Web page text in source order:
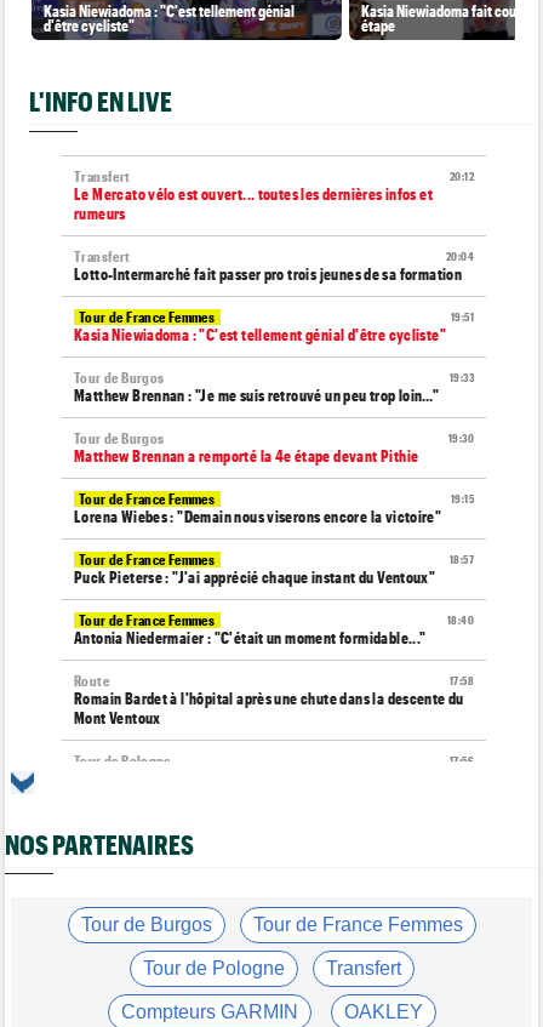
Kasia Niewiadoma : "C'est tellement génial
d'être cycliste"
Kasia Niewiadoma fait coup
étape
L'INFO EN LIVE
20:12
Transfert
Le Mercato vélo est ouvert... toutes les dernières infos et
rumeurs
20:04
Transfert
Lotto-Intermarché fait passer pro trois jeunes de sa formation
19:51
Tour de France Femmes
Kasia Niewiadoma : "C'est tellement génial d'être cycliste"
19:33
Tour de Burgos
Matthew Brennan : "Je me suis retrouvé un peu trop loin…"
19:30
Tour de Burgos
Matthew Brennan a remporté la 4e étape devant Pithie
19:15
Tour de France Femmes
Lorena Wiebes : "Demain nous viserons encore la victoire"
18:57
Tour de France Femmes
Puck Pieterse : "J'ai apprécié chaque instant du Ventoux"
18:40
Tour de France Femmes
Antonia Niedermaier : "C'était un moment formidable..."
17:58
Route
Romain Bardet à l'hôpital après une chute dans la descente du
Mont Ventoux
17:56
Tour de Pologne
Kasia Niewiadoma fait coup double sur la 7e étape
17:03
Média
L'abonnement à Cyclism'Actu sans pub ni pop up : 9,99€ pour 1
Média
NOS PARTENAIRES
Tour de Burgos Tour de France Femmes
Tour de Pologne Transfert
Compteurs GARMIN OAKLEY